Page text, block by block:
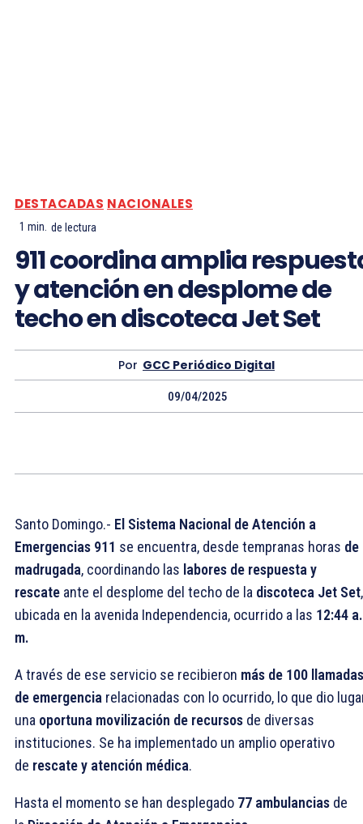
DESTACADAS NACIONALES
1 min. de lectura
911 coordina amplia
y atención en desplome de
techo en discoteca Jet Set
Por GCC Periódico Digital
09/04/2025
Santo Domingo.- El Sistema Nacional de Atención a
Emergencias 911 se encuentra, desde tempranas horas de
madrugada, coordinando las labores de respuesta y
rescate ante el desplome del techo de la discoteca Jet Set,
ubicada en la avenida Independencia, ocurrido a las 12:44 a.
m.
A través de ese servicio se recibieron más de 100 llamadas
de emergencia relacionadas con lo ocurrido, lo que dio
una oportuna movilización de recursos de diversas
instituciones. Se ha implementado un amplio operativo
de rescate y atención médica.
Hasta el momento se han desplegado 77 ambulancias de